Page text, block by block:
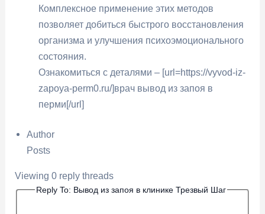
Комплексное применение этих методов
позволяет добиться быстрого восстановления
организма и улучшения психоэмоционального
состояния.
Ознакомиться с деталями – [url=https://vyvod-iz-
zapoya-perm0.ru/]врач вывод из запоя в
перми[/url]
Author
Posts
Viewing 0 reply threads
Reply To: Вывод из запоя в клинике Трезвый Шаг